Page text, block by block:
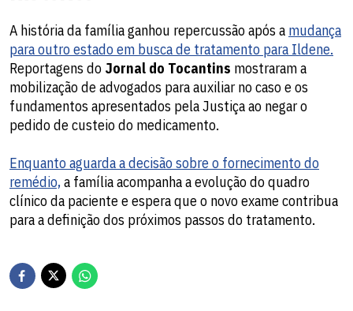
A história da família ganhou repercussão após a mudança
para outro estado em busca de tratamento para Ildene.
Reportagens do Jornal do Tocantins mostraram a
mobilização de advogados para auxiliar no caso e os
fundamentos apresentados pela Justiça ao negar o
pedido de custeio do medicamento.
Enquanto aguarda a decisão sobre o fornecimento do
remédio,a família acompanha a evolução do quadro
clínico da paciente e espera que o novo exame contribua
para a definição dos próximos passos do tratamento.